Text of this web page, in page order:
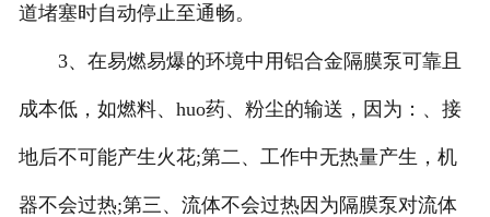
道堵塞时自动停止至通畅。
3、在易燃易爆的环境中用铝合金隔膜泵可靠且
成本低，如燃料、huo药、粉尘的输送，因为：、接
地后不可能产生火花;第二、工作中无热量产生，机
器不会过热;第三、流体不会过热因为隔膜泵对流体